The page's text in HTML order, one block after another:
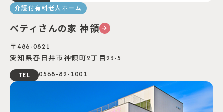
介護付有料老人ホーム
ベティさんの家 神領
〒486-0821
愛知県春日井市神領町2丁目23-5
TEL
0568-82-1001